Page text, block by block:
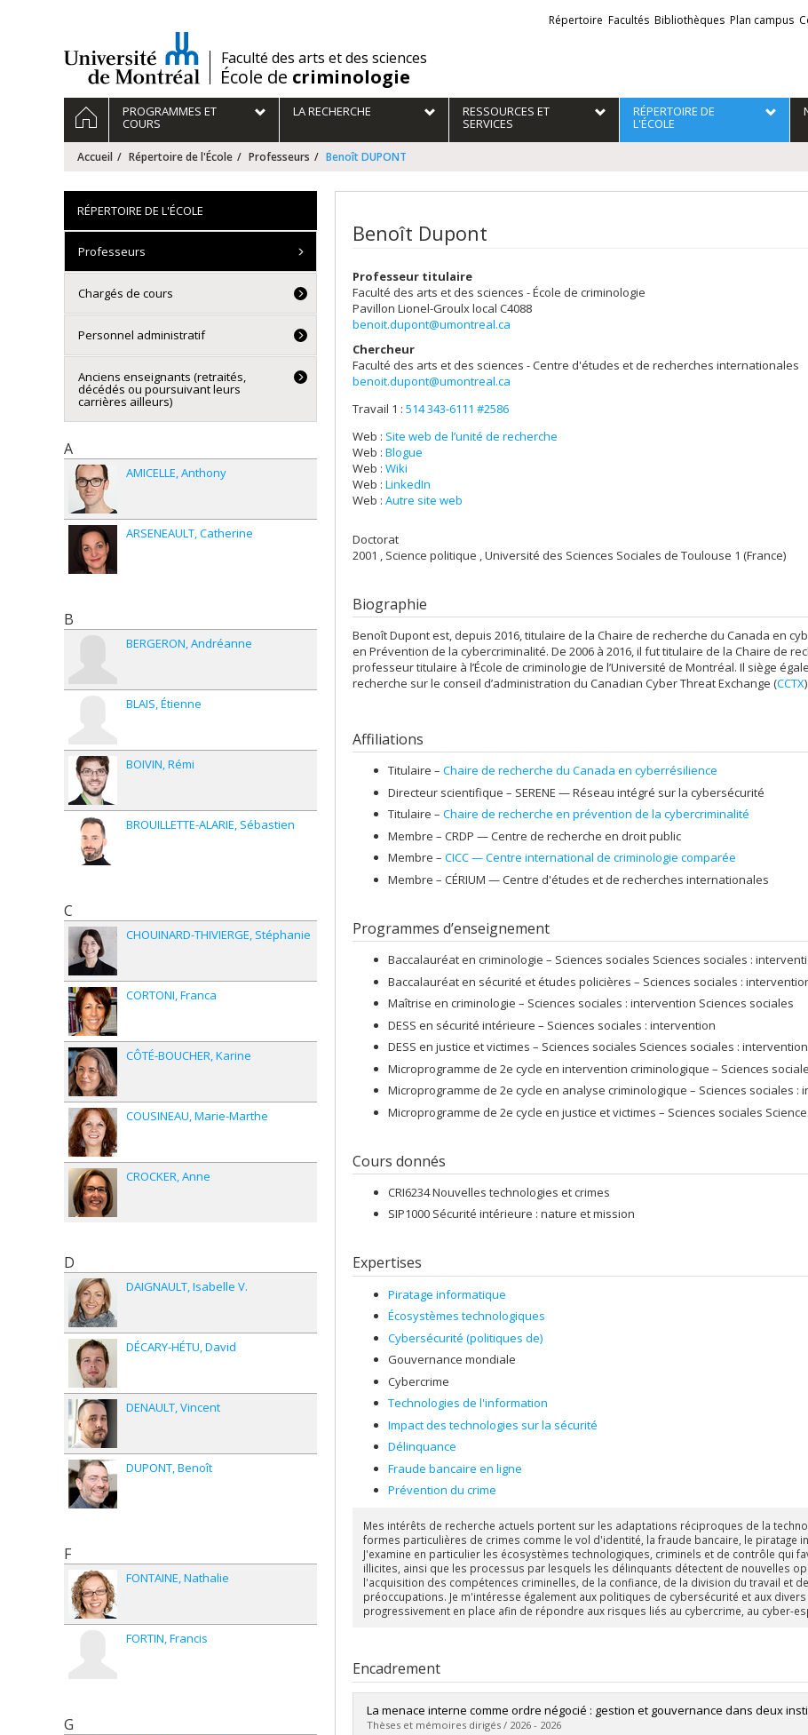
/Faculté des arts et des sciences
École de criminologie
Liens
externes
Répertoire Facultés Bibliothèques Plan campus
Navigation
principale
ACCUEILPROGRAMMES ET
COURS
LA RECHERCHE RESSOURCES ET
SERVICES
RÉPERTOIRE DE
L'ÉCOLE
Accueil Répertoire de l'École Professeurs Benoît DUPONT
Benoît Dupont
Professeur titulaire
Faculté des arts et des sciences - École de criminologie
Pavillon Lionel-Groulxlocal C4088
benoit.dupont@umontreal.ca
Chercheur
Faculté des arts et des sciences - Centre d'études et de recherches internationales
benoit.dupont@umontreal.ca
Travail 1 : 514 343-6111 #2586
Web : Site web de l’unité de recherche
Web : Blogue
Web : Wiki
Web : LinkedIn
Web : Autre site web
Doctorat
2001 , Science politique , Université des Sciences Sociales de Toulouse 1 (France)
Biographie
Benoît Dupont est, depuis 2016, titulaire de la Chaire de recherche du Canada en
en Prévention de la cybercriminalité. De 2006 à 2016, il fut titulaire de la Chaire de
professeur titulaire à l’École de criminologie de l’Université de Montréal. Il siège
recherche sur le conseil d’administration du Canadian Cyber Threat Exchange (CCTX)
Affiliations
Titulaire – Chaire de recherche du Canada en cyberrésilience
Directeur scientifique – SERENE — Réseau intégré sur la cybersécurité
Titulaire – Chaire de recherche en prévention de la cybercriminalité
Membre – CRDP — Centre de recherche en droit public
Membre – CICC — Centre international de criminologie comparée
Membre – CÉRIUM — Centre d'études et de recherches internationales
Programmes d’enseignement
Baccalauréat en criminologie – Sciences sociales Sciences sociales :
Baccalauréat en sécurité et études policières – Sciences sociales :
Maîtrise en criminologie – Sciences sociales : intervention Sciences sociales
DESS en sécurité intérieure – Sciences sociales : intervention
DESS en justice et victimes – Sciences sociales Sciences sociales : intervention
Microprogramme de 2e cycle en intervention criminologique – Sciences
Microprogramme de 2e cycle en analyse criminologique – Sciences sociales :
Microprogramme de 2e cycle en justice et victimes – Sciences sociales
Cours donnés
CRI6234 Nouvelles technologies et crimes
SIP1000 Sécurité intérieure : nature et mission
Expertises
Piratage informatique
Écosystèmes technologiques
Cybersécurité (politiques de)
Gouvernance mondiale
Cybercrime
Technologies de l'information
Impact des technologies sur la sécurité
Délinquance
Fraude bancaire en ligne
Prévention du crime
Mes intérêts de recherche actuels portent sur les adaptations réciproques de la
formes particulières de crimes comme le vol d'identité, la fraude bancaire, le piratage
J'examine en particulier les écosystèmes technologiques, criminels et de contrôle qui
illicites, ainsi que les processus par lesquels les délinquants détectent de nouvelles
l'acquisition des compétences criminelles, de la confiance, de la division du travail et
préoccupations. Je m'intéresse également aux politiques de cybersécurité et aux
progressivement en place afin de répondre aux risques liés au cybercrime, au cyber-
Encadrement
La menace interne comme ordre négocié : gestion et gouvernance dans deux
Thèses et mémoires dirigés / 2026 - 2026
RÉPERTOIRE DE L'ÉCOLE
Professeurs
Chargés de cours
Personnel administratif
Anciens enseignants (retraités,
décédés ou poursuivant leurs
carrières ailleurs)
A
AMICELLE Anthony
ARSENEAULT Catherine
B
BERGERON Andréanne
BLAIS Étienne
BOIVIN Rémi
BROUILLETTE-ALARIE Sébastien
C
CHOUINARD-THIVIERGE Stéphanie
CORTONI Franca
CÔTÉ-BOUCHER Karine
COUSINEAU Marie-Marthe
CROCKER Anne
D
DAIGNAULT Isabelle V.
DÉCARY-HÉTU David
DENAULT Vincent
DUPONT Benoît
F
FONTAINE Nathalie
FORTIN Francis
G